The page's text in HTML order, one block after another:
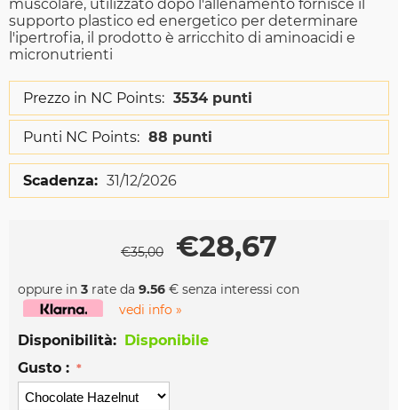
muscolare, utilizzato dopo l'allenamento fornisce il
supporto plastico ed energetico per determinare
l'ipertrofia, il prodotto è arricchito di aminoacidi e
micronutrienti
Prezzo in NC Points: 3534 punti
Punti NC Points: 88 punti
Scadenza: 31/12/2026
€35,00 €28,67
oppure in 3 rate da 9.56 € senza interessi con
vedi info »
Disponibilità:
Disponibile
Gusto :